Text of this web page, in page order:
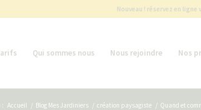
Nouveau ! réservez en
Qui sommes nous Nous rejoindre Nos
: Accueil / Blog Mes Jardiniers / création paysagiste / Quand et